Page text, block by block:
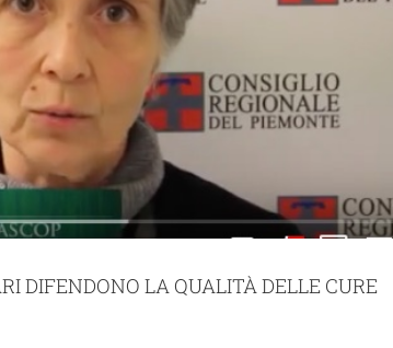
DIFENDONO LA QUALITÀ DELLE CURE